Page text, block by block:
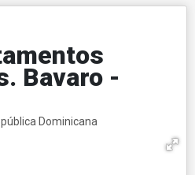
Bavaro -
Dominicana